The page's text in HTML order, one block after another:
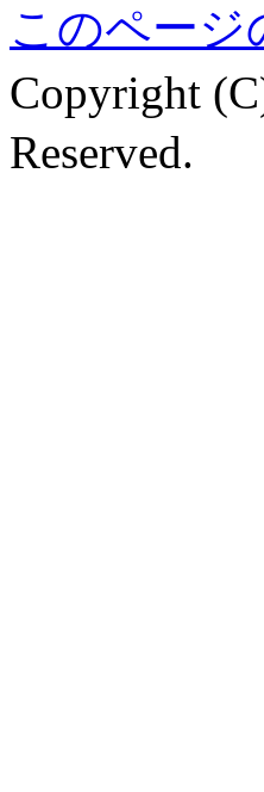
このペー
Copyright
Reserved.